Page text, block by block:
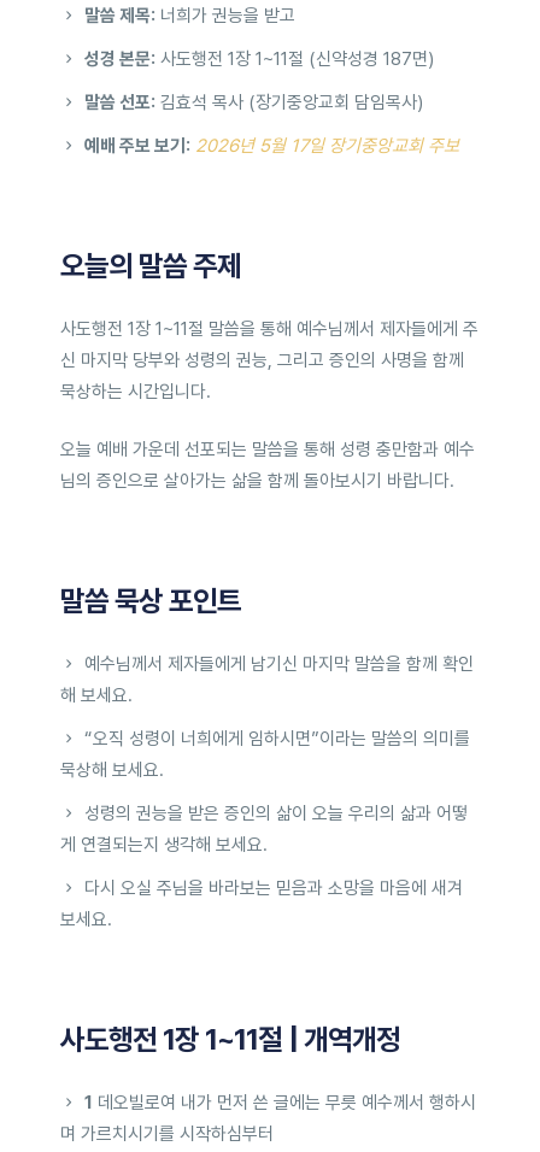
말씀 제목: 너희가 권능을 받고
성경 본문: 사도행전 1장 1~11절 (신약성경 187면)
말씀 선포: 김효석 목사 (장기중앙교회 담임목사)
예배 주보 보기: 2026년 5월 17일 장기중앙교회 주보
오늘의 말씀 주제
사도행전 1장 1~11절 말씀을 통해 예수님께서 제자들에게 주
신 마지막 당부와 성령의 권능, 그리고 증인의 사명을 함께
묵상하는 시간입니다.
오늘 예배 가운데 선포되는 말씀을 통해 성령 충만함과 예수
님의 증인으로 살아가는 삶을 함께 돌아보시기 바랍니다.
말씀 묵상 포인트
예수님께서 제자들에게 남기신 마지막 말씀을 함께 확인
해 보세요.
“오직 성령이 너희에게 임하시면”이라는 말씀의 의미를
묵상해 보세요.
성령의 권능을 받은 증인의 삶이 오늘 우리의 삶과 어떻
게 연결되는지 생각해 보세요.
다시 오실 주님을 바라보는 믿음과 소망을 마음에 새겨
보세요.
사도행전 1장 1~11절 | 개역개정
1 데오빌로여 내가 먼저 쓴 글에는 무릇 예수께서 행하시
며 가르치시기를 시작하심부터